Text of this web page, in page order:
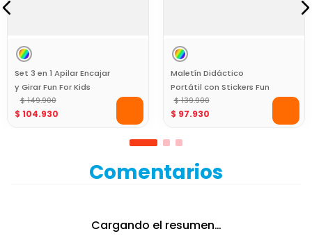
Set 3 en 1 Apilar Encajar
y Girar Fun For Kids
$ 149.900
$ 104.930
Maletín Didáctico
Portátil con Stickers Fun
For Kids
$ 139.900
$ 97.930
Comentarios
Cargando el resumen…